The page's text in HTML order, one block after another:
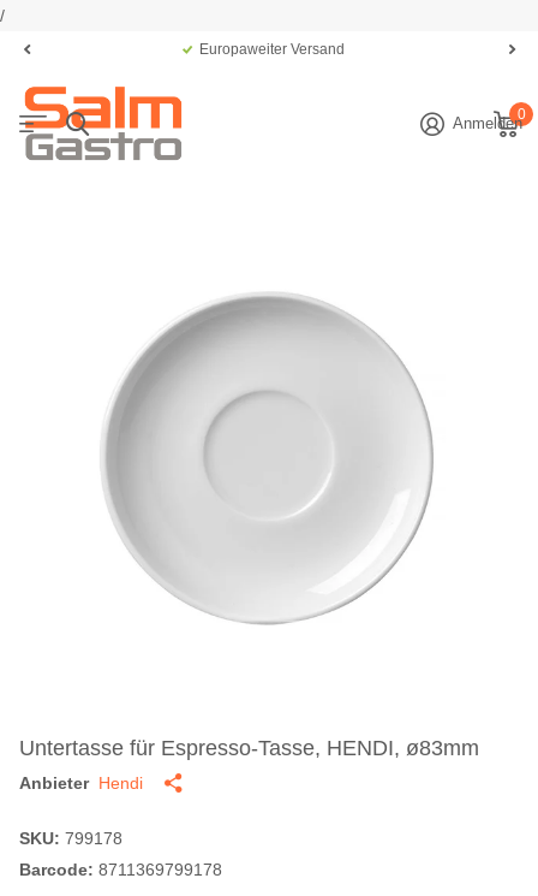
/
Europaweiter Versand
Anmelden0
Untertasse für Espresso-Tasse, HENDI, ø83mm
Anbieter Hendi
SKU: 799178
Barcode: 8711369799178